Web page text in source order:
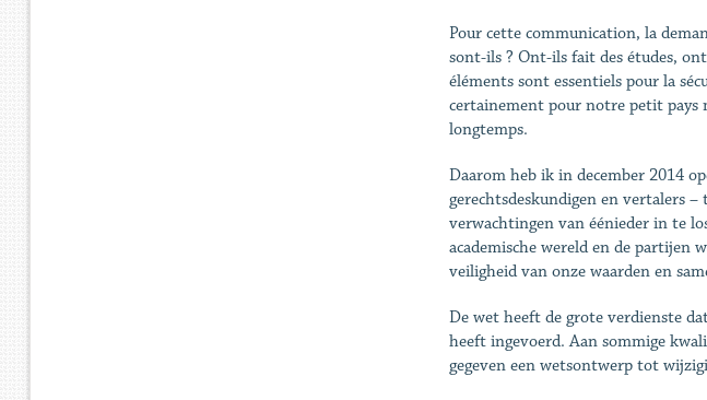
Pour cette communication, la
sont-ils ? Ont-ils fait des études,
éléments sont essentiels pour la
certainement pour notre petit pays
longtemps.
Daarom heb ik in december 2014
gerechtsdeskundigen en vertalers
verwachtingen van éénieder in te
academische wereld en de partijen
veiligheid van onze waarden en
De wet heeft de grote verdienste
heeft ingevoerd. Aan sommige
gegeven een wetsontwerp tot